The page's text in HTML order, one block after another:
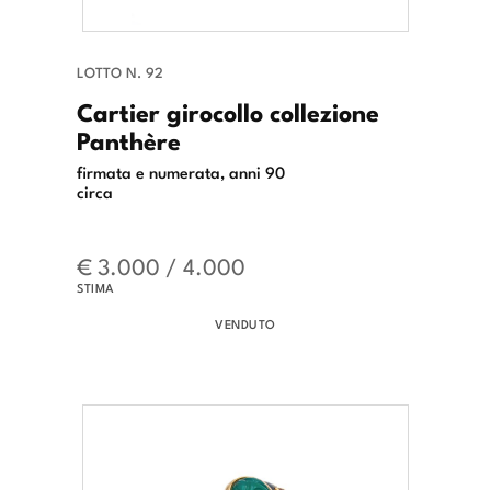
LOTTO N. 92
Cartier girocollo collezione
Panthère
firmata e numerata, anni 90
circa
€ 3.000 / 4.000
STIMA
VENDUTO